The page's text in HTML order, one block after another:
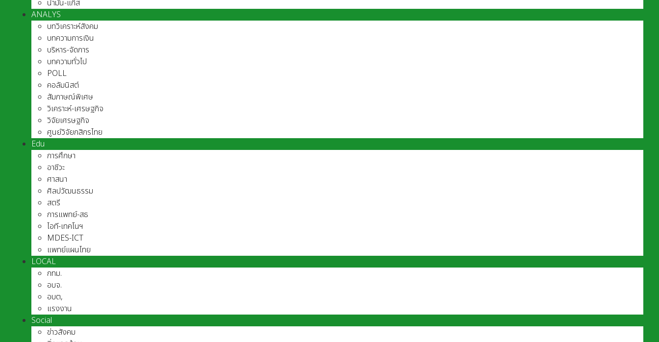
น้ำมัน-แก๊ส
ANALYS
บทวิเคราะห์สังคม
บทความการเงิน
บริหาร-จัดการ
บทความทั่วไป
POLL
คอลัมนิสต์
สัมภาษณ์พิเศษ
วิเคราะห์-เศรษฐกิจ
วิจัยเศรษฐกิจ
ศูนย์วิจัยกสิกรไทย
Edu
การศึกษา
อาชีวะ
ศาสนา
ศิลปวัฒนธรรม
สตรี
การแพทย์-สธ
ไอที-เทคโนฯ
MDES-ICT
แพทย์แผนไทย
LOCAL
กทม.
อบจ.
อบต,
แรงงาน
Social
ข่าวสังคม